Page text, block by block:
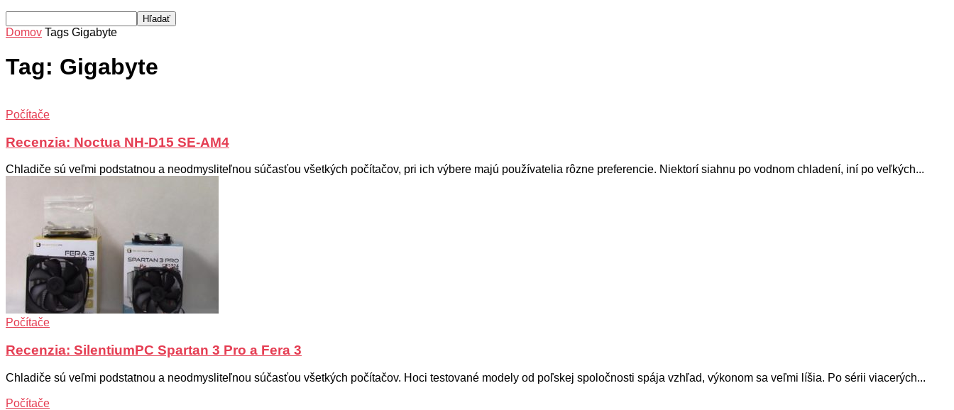
Domov Tags Gigabyte
Tag: Gigabyte
Počítače
Recenzia: Noctua NH-D15 SE-AM4
Chladiče sú veľmi podstatnou a neodmysliteľnou súčasťou všetkých počítačov, pri ich výbere majú používatelia rôzne preferencie. Niektorí siahnu po vodnom chladení, iní po veľkých...
Počítače
Recenzia: SilentiumPC Spartan 3 Pro a Fera 3
Chladiče sú veľmi podstatnou a neodmysliteľnou súčasťou všetkých počítačov. Hoci testované modely od poľskej spoločnosti spája vzhľad, výkonom sa veľmi líšia. Po sérii viacerých...
Počítače